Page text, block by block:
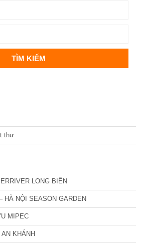
thự
LONG BIÊN
HÀ NỘI SEASON GARDEN
MIPEC
KHÁNH